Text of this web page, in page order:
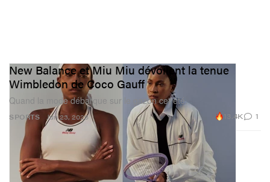
SPORTS
New Balance et Miu Miu dévoilent la tenue
Wimbledon de Coco Gauff
Quand la mode débarque sur le gazon cet été.
Jun 23, 2026 13.4K 1